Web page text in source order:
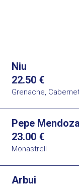
Niu
22.50 €
Grenache,
Pepe
23.00 €
Monastrell
Arbui